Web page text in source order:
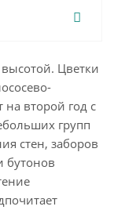
Цветки
второй год с
групп
стен, заборов
бутонов